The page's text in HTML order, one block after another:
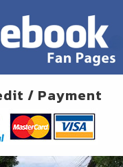
/ Payment